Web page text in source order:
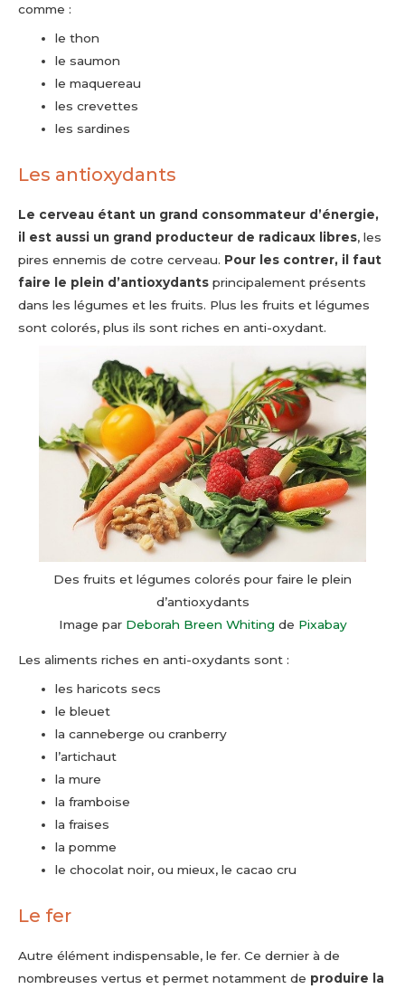
comme :
le thon
le saumon
le maquereau
les crevettes
les sardines
Les antioxydants
Le cerveau étant un grand consommateur d’énergie,
il est aussi un grand producteur de radicaux libres, les
pires ennemis de cotre cerveau. Pour les contrer, il faut
faire le plein d’antioxydants principalement présents
dans les légumes et les fruits. Plus les fruits et légumes
sont colorés, plus ils sont riches en anti-oxydant.
Des fruits et légumes colorés pour faire le plein
d’antioxydants
Image par Deborah Breen Whiting de Pixabay
Les aliments riches en anti-oxydants sont :
les haricots secs
le bleuet
la canneberge ou cranberry
l’artichaut
la mure
la framboise
la fraises
la pomme
le chocolat noir, ou mieux, le cacao cru
Le fer
Autre élément indispensable, le fer. Ce dernier à de
nombreuses vertus et permet notamment de produire la